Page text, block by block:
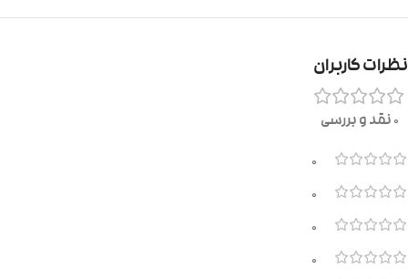
نظرات کاربران
0 نقد و بررسی
0
0
0
0